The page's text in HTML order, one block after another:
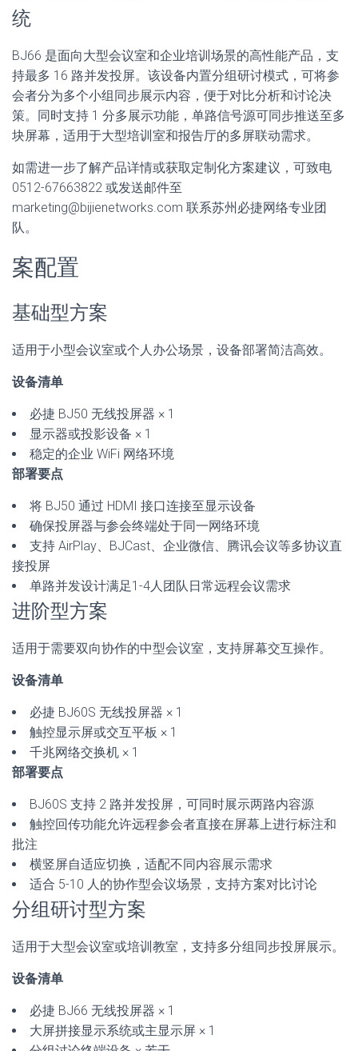
统
BJ66 是面向大型会议室和企业培训场景的高性能产品，支
持最多 16 路并发投屏。该设备内置分组研讨模式，可将参
会者分为多个小组同步展示内容，便于对比分析和讨论决
策。同时支持 1 分多展示功能，单路信号源可同步推送至多
块屏幕，适用于大型培训室和报告厅的多屏联动需求。
如需进一步了解产品详情或获取定制化方案建议，可致电
0512-67663822 或发送邮件至
marketing@bijienetworks.com 联系苏州必捷网络专业团
队。
案配置
基础型方案
适用于小型会议室或个人办公场景，设备部署简洁高效。
设备清单
必捷 BJ50 无线投屏器 × 1
显示器或投影设备 × 1
稳定的企业 WiFi 网络环境
部署要点
将 BJ50 通过 HDMI 接口连接至显示设备
确保投屏器与参会终端处于同一网络环境
支持 AirPlay、BJCast、企业微信、腾讯会议等多协议直
接投屏
单路并发设计满足1-4人团队日常远程会议需求
进阶型方案
适用于需要双向协作的中型会议室，支持屏幕交互操作。
设备清单
必捷 BJ60S 无线投屏器 × 1
触控显示屏或交互平板 × 1
千兆网络交换机 × 1
部署要点
BJ60S 支持 2 路并发投屏，可同时展示两路内容源
触控回传功能允许远程参会者直接在屏幕上进行标注和
批注
横竖屏自适应切换，适配不同内容展示需求
适合 5-10 人的协作型会议场景，支持方案对比讨论
分组研讨型方案
适用于大型会议室或培训教室，支持多分组同步投屏展示。
设备清单
必捷 BJ66 无线投屏器 × 1
大屏拼接显示系统或主显示屏 × 1